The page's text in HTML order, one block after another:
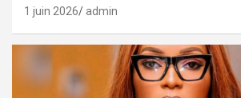
1 juin 2026 admin